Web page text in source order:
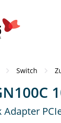
Switch
Adapter
Sie
Ihnen